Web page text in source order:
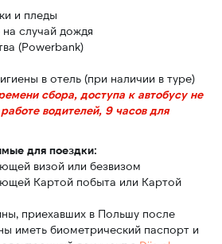
и пледы
случай дождя
(Powerbank)
в отель (при наличии в туре)
сбора, доступа к автобусу не
водителей, 9 часов для
для поездки:
визой или безвизом
Картой побыта или Картой
приехавших в Польшу после
иметь биометрический паспорт и